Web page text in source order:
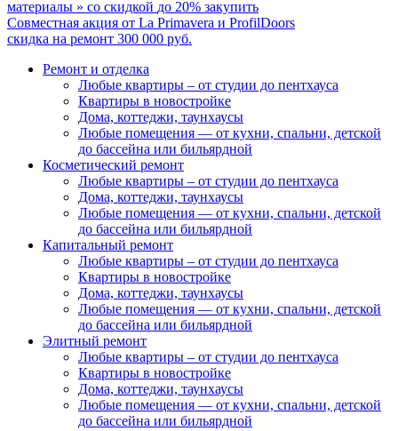
материалы » со скидкой до 20% закупить
Совместная акция от La Primavera и ProfilDoors
скидка на ремонт 300 000 руб.
Ремонт и отделка
Любые квартиры – от студии до пентхауса
Квартиры в новостройке
Дома, коттеджи, таунхаусы
Любые помещения — от кухни, спальни, детской
до бассейна или бильярдной
Косметический ремонт
Любые квартиры – от студии до пентхауса
Дома, коттеджи, таунхаусы
Любые помещения — от кухни, спальни, детской
до бассейна или бильярдной
Капитальный ремонт
Любые квартиры – от студии до пентхауса
Квартиры в новостройке
Дома, коттеджи, таунхаусы
Любые помещения — от кухни, спальни, детской
до бассейна или бильярдной
Элитный ремонт
Любые квартиры – от студии до пентхауса
Квартиры в новостройке
Дома, коттеджи, таунхаусы
Любые помещения — от кухни, спальни, детской
до бассейна или бильярдной